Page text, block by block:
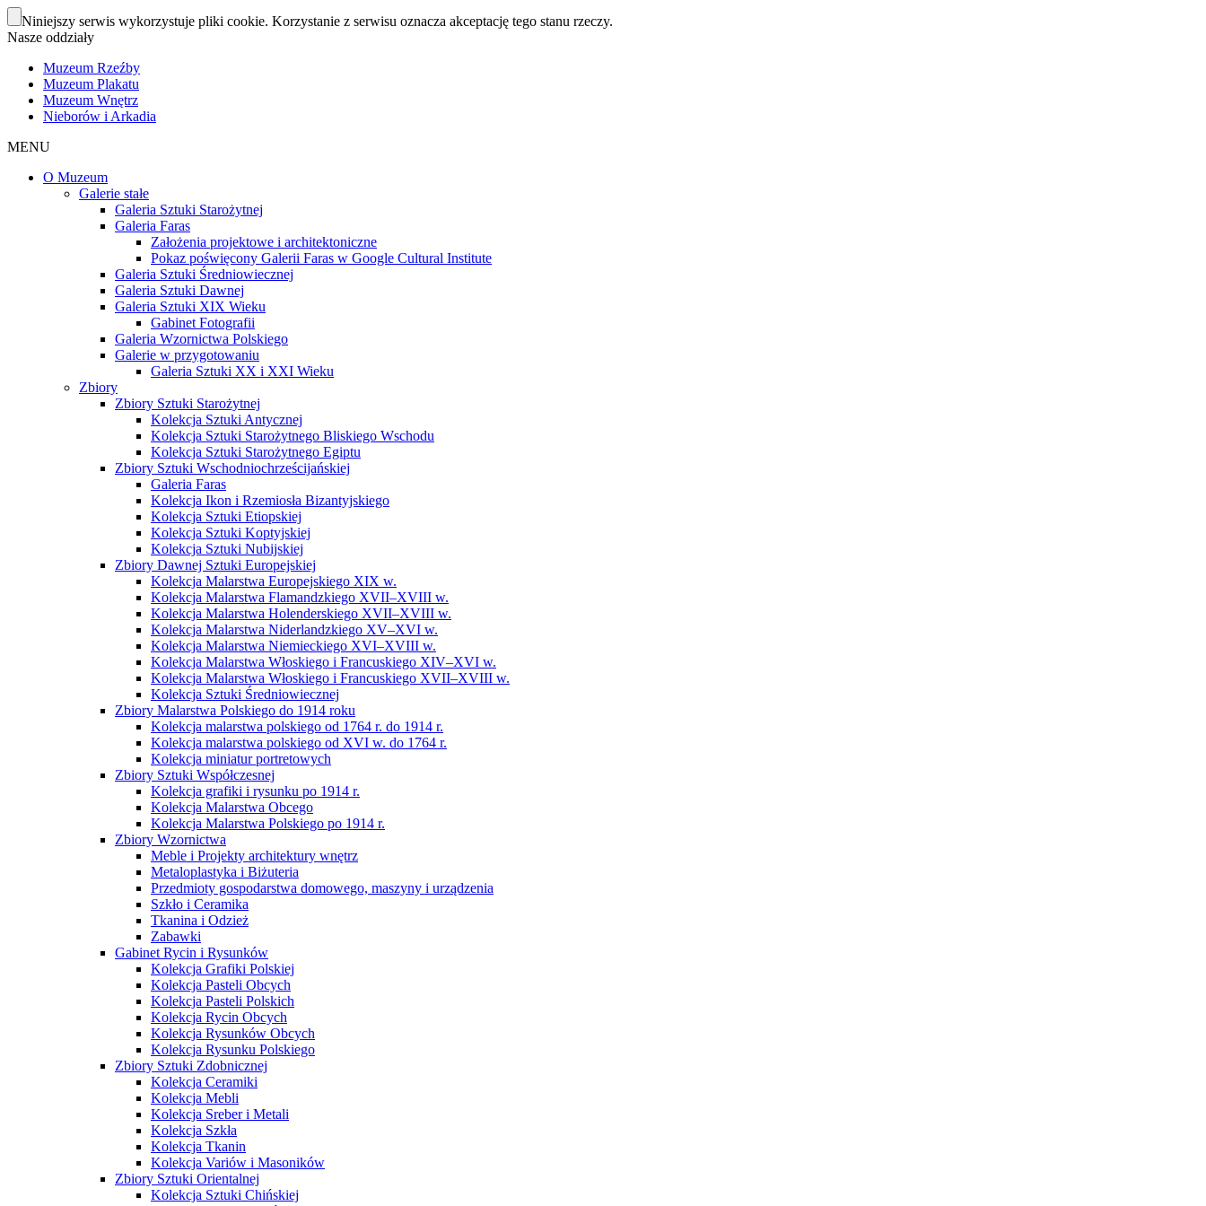
Niniejszy serwis wykorzystuje pliki cookie. Korzystanie z serwisu oznacza akceptację tego stanu rzeczy.
Nasze oddziały
Muzeum Rzeźby
Muzeum Plakatu
Muzeum Wnętrz
Nieborów i Arkadia
MENU
O Muzeum
Galerie stałe
Galeria Sztuki Starożytnej
Galeria Faras
Założenia projektowe i architektoniczne
Pokaz poświęcony Galerii Faras w Google Cultural Institute
Galeria Sztuki Średniowiecznej
Galeria Sztuki Dawnej
Galeria Sztuki XIX Wieku
Gabinet Fotografii
Galeria Wzornictwa Polskiego
Galerie w przygotowaniu
Galeria Sztuki XX i XXI Wieku
Zbiory
Zbiory Sztuki Starożytnej
Kolekcja Sztuki Antycznej
Kolekcja Sztuki Starożytnego Bliskiego Wschodu
Kolekcja Sztuki Starożytnego Egiptu
Zbiory Sztuki Wschodniochrześcijańskiej
Galeria Faras
Kolekcja Ikon i Rzemiosła Bizantyjskiego
Kolekcja Sztuki Etiopskiej
Kolekcja Sztuki Koptyjskiej
Kolekcja Sztuki Nubijskiej
Zbiory Dawnej Sztuki Europejskiej
Kolekcja Malarstwa Europejskiego XIX w.
Kolekcja Malarstwa Flamandzkiego XVII–XVIII w.
Kolekcja Malarstwa Holenderskiego XVII–XVIII w.
Kolekcja Malarstwa Niderlandzkiego XV–XVI w.
Kolekcja Malarstwa Niemieckiego XVI–XVIII w.
Kolekcja Malarstwa Włoskiego i Francuskiego XIV–XVI w.
Kolekcja Malarstwa Włoskiego i Francuskiego XVII–XVIII w.
Kolekcja Sztuki Średniowiecznej
Zbiory Malarstwa Polskiego do 1914 roku
Kolekcja malarstwa polskiego od 1764 r. do 1914 r.
Kolekcja malarstwa polskiego od XVI w. do 1764 r.
Kolekcja miniatur portretowych
Zbiory Sztuki Współczesnej
Kolekcja grafiki i rysunku po 1914 r.
Kolekcja Malarstwa Obcego
Kolekcja Malarstwa Polskiego po 1914 r.
Zbiory Wzornictwa
Meble i Projekty architektury wnętrz
Metaloplastyka i Biżuteria
Przedmioty gospodarstwa domowego, maszyny i urządzenia
Szkło i Ceramika
Tkanina i Odzież
Zabawki
Gabinet Rycin i Rysunków
Kolekcja Grafiki Polskiej
Kolekcja Pasteli Obcych
Kolekcja Pasteli Polskich
Kolekcja Rycin Obcych
Kolekcja Rysunków Obcych
Kolekcja Rysunku Polskiego
Zbiory Sztuki Zdobnicznej
Kolekcja Ceramiki
Kolekcja Mebli
Kolekcja Sreber i Metali
Kolekcja Szkła
Kolekcja Tkanin
Kolekcja Variów i Masoników
Zbiory Sztuki Orientalnej
Kolekcja Sztuki Chińskiej